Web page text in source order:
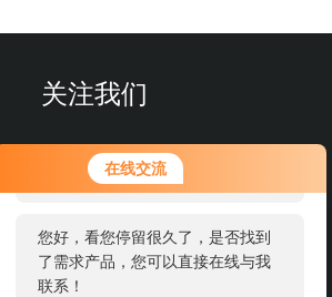
在线交流
您好！欢迎前来咨询，很高兴为您
服务，请问您要咨询什么问题呢？
您好，看您停留很久了，是否找到
了需求产品，您可以直接在线与我
联系！
关注我们
欢迎您关注我们的微信公众号